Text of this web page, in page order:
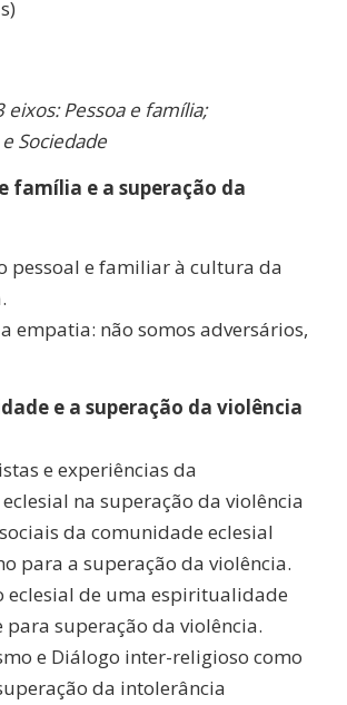
eixos: Pessoa e família;
Sociedade
família e a superação da
pessoal e familiar à cultura da
empatia: não somos adversários,
e a superação da violência
e experiências da
na superação da violência
da comunidade eclesial
para a superação da violência.
eclesial de uma espiritualidade
para superação da violência.
e Diálogo inter-religioso como
da intolerância